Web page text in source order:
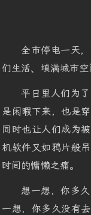
全市停电一天
们生活、填满城市
平日里人们为
是闲暇下来，也是
同时也让人们成为
机软件又如鸦片般
时间的慵懒之痛。
想一想，你多
一想，你多久没有